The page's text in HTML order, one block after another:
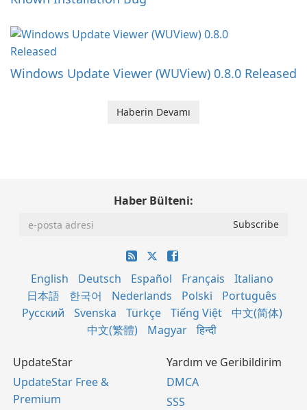
Windows Update Viewer (WUView) 0.8.0 Released
Haberin Devamı
Haber Bülteni:
English Deutsch Español Français
Italiano
日本語
한국어 Nederlands Polski
Português
Русский
Svenska Türkçe Tiếng Việt
中文(简体)
中文(繁體)
Magyar हिन्दी
UpdateStar
UpdateStar Free &
Premium
Yardım ve Geribildirim
DMCA
SSS